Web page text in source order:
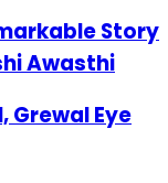
Story
Awasthi
Grewal Eye